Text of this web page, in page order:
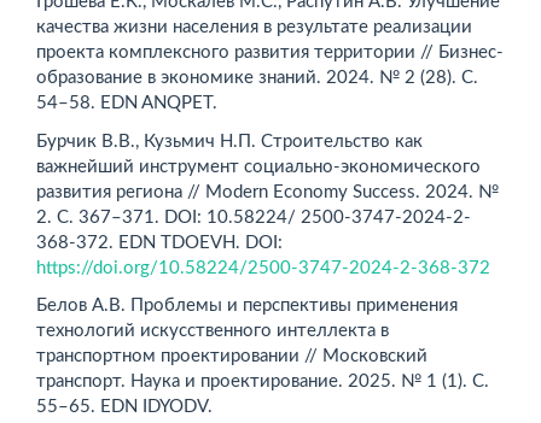
качества жизни населения в результате реализации
проекта комплексного развития территории // Бизнес-
образование в экономике знаний. 2024. № 2 (28). С.
54–58. EDN ANQPET.
Бурчик В.В., Кузьмич Н.П. Строительство как
важнейший инструмент социально-экономического
развития региона // Modern Economy Success. 2024. №
2. С. 367–371. DOI: 10.58224/ 2500-3747-2024-2-
368-372. EDN TDOEVH. DOI:
https://doi.org/10.58224/2500-3747-2024-2-368-372
Белов А.В. Проблемы и перспективы применения
технологий искусственного интеллекта в
транспортном проектировании // Московский
транспорт. Наука и проектирование. 2025. № 1 (1). С.
55–65. EDN IDYODV.